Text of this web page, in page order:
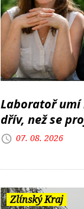
Laboratoř
dřív, než se
07. 08. 2026
Zlínský Kraj